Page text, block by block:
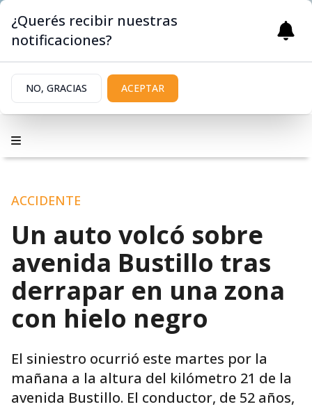
ACCIDENTE
Un auto volcó sobre
avenida Bustillo tras
derrapar en una zona
con hielo negro
El siniestro ocurrió este martes por la
mañana a la altura del kilómetro 21 de la
avenida Bustillo. El conductor, de 52 años,
¿Querés recibir nuestras
notificaciones?
NO, GRACIAS ACEPTAR